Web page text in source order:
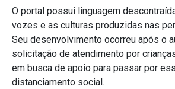
O portal possui linguagem
vozes e as culturas produzidas nas
Seu desenvolvimento ocorreu após o
solicitação de atendimento por
em busca de apoio para passar por
distanciamento social.